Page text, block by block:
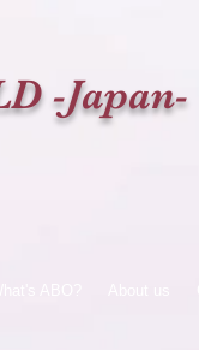
-Japan-